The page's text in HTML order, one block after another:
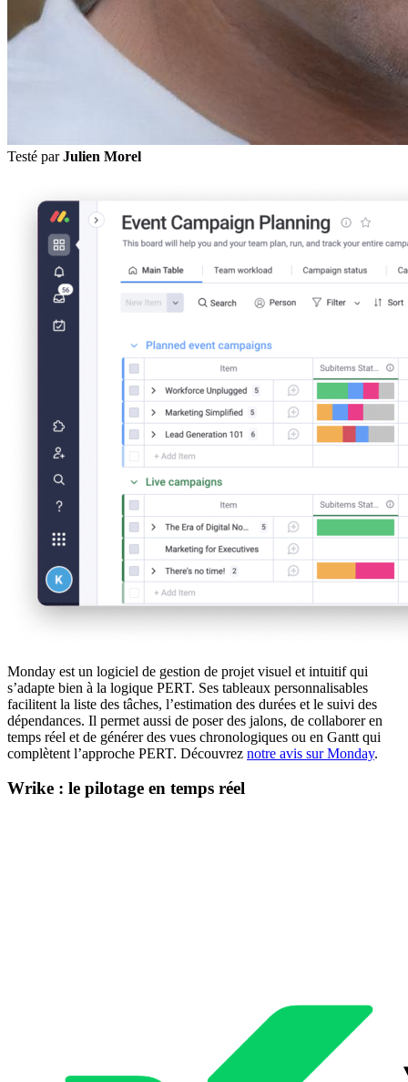
Testé parJulien Morel
Monday est un logiciel de gestion de projet visuel et intuitif qui
s’adapte bien à la logique PERT. Ses tableaux personnalisables
facilitent la liste des tâches, l’estimation des durées et le suivi des
dépendances. Il permet aussi de poser des jalons, de collaborer en
temps réel et de générer des vues chronologiques ou en Gantt qui
complètent l’approche PERT. Découvrez notre avis sur Monday.
Wrike : le pilotage en temps réel